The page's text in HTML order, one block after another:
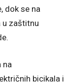
dok se na
u zaštitnu
na
bicikala i